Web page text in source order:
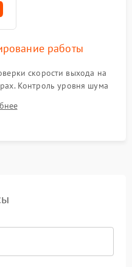
работы
скорости выхода на
Контроль уровня шума
стенок и корректного
оттайки.